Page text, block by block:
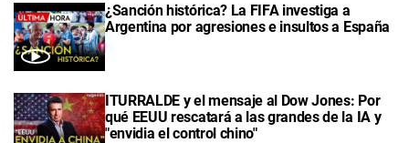
¿Sanción histórica? La FIFA investiga a
Argentina por agresiones e insultos a España
ITURRALDE y el mensaje al Dow Jones: Por
qué EEUU rescatará a las grandes de la IA y
"envidia el control chino"